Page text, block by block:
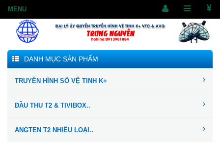
DANH MỤC SẢN PHẨM
TRUYỀN HÌNH SỐ VỆ TINH K+
ĐẦU THU T2 & TIVIBOX..
ANGTEN T2 NHIỀU LOẠI..